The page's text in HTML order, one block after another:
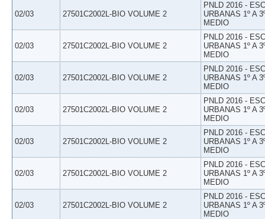
02/03 27501C2002L-BIO VOLUME 2
PNLD 2016 -
URBANAS 1º A
MEDIO
02/03 27501C2002L-BIO VOLUME 2
PNLD 2016 -
URBANAS 1º A
MEDIO
02/03 27501C2002L-BIO VOLUME 2
PNLD 2016 -
URBANAS 1º A
MEDIO
02/03 27501C2002L-BIO VOLUME 2
PNLD 2016 -
URBANAS 1º A
MEDIO
02/03 27501C2002L-BIO VOLUME 2
PNLD 2016 -
URBANAS 1º A
MEDIO
02/03 27501C2002L-BIO VOLUME 2
PNLD 2016 -
URBANAS 1º A
MEDIO
02/03 27501C2002L-BIO VOLUME 2
PNLD 2016 -
URBANAS 1º A
MEDIO